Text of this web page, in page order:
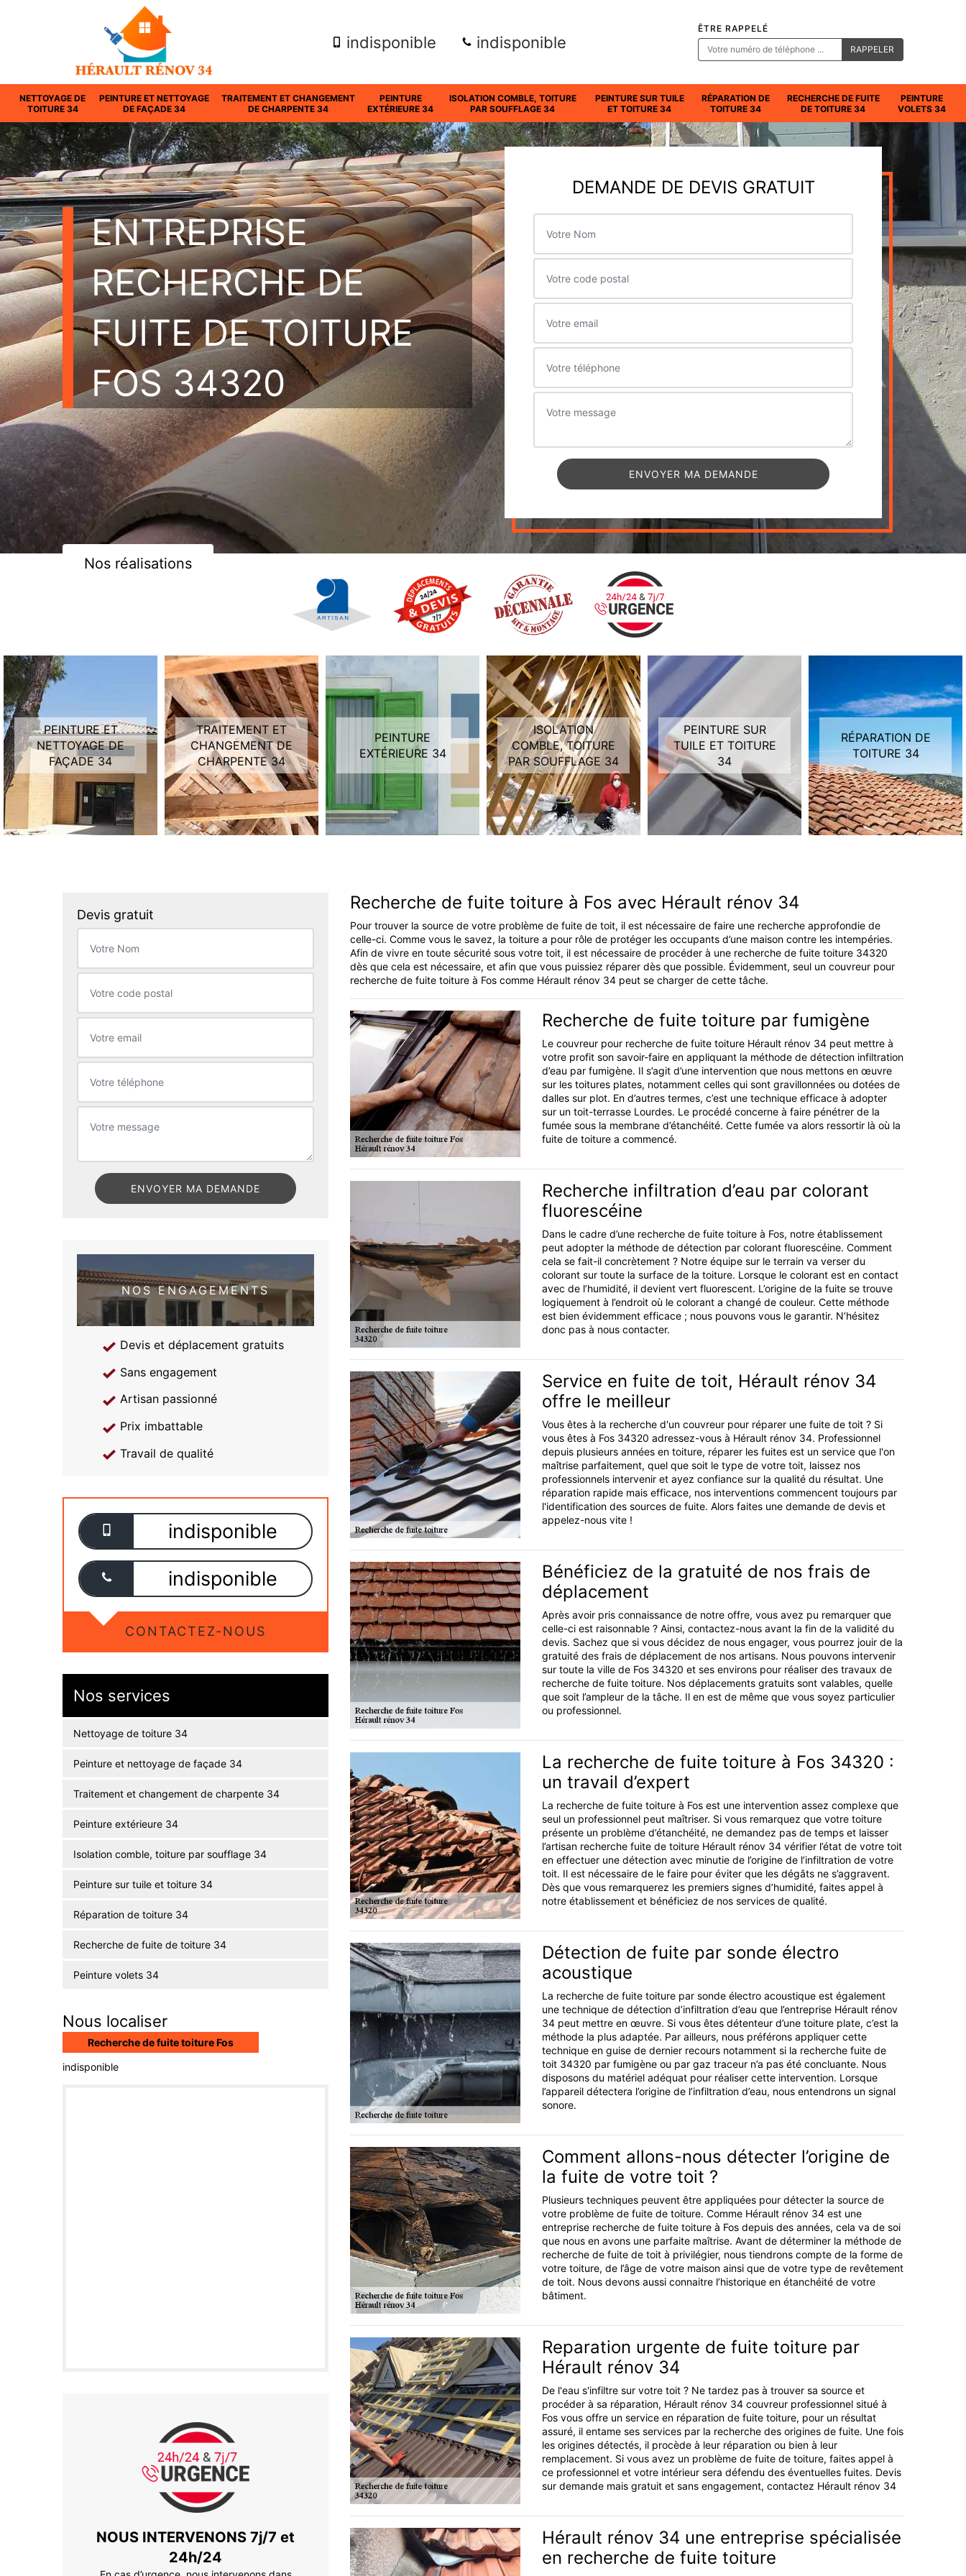
indisponible indisponible
ÊTRE RAPPELÉ
NETTOYAGE DE
TOITURE 34
PEINTURE ET NETTOYAGE
DE FAÇADE 34
TRAITEMENT ET CHANGEMENT
DE CHARPENTE 34
PEINTURE
EXTÉRIEURE 34
ISOLATION COMBLE, TOITURE
PAR SOUFFLAGE 34
PEINTURE SUR TUILE
ET TOITURE 34
RÉPARATION DE
TOITURE 34
RECHERCHE DE FUITE
DE TOITURE 34
PEINTURE
VOLETS 34
ENTREPRISE
RECHERCHE DE
FUITE DE TOITURE
FOS 34320
Nos réalisations
DEMANDE DE DEVIS GRATUIT
PEINTURE ET
NETTOYAGE DE
FAÇADE 34
TRAITEMENT ET
CHANGEMENT DE
CHARPENTE 34
PEINTURE
EXTÉRIEURE 34
ISOLATION
COMBLE, TOITURE
PAR SOUFFLAGE 34
PEINTURE SUR
TUILE ET TOITURE
34
RÉPARATION DE
TOITURE 34
Devis gratuit
NOS ENGAGEMENTS
Devis et déplacement gratuits
Sans engagement
Artisan passionné
Prix imbattable
Travail de qualité
indisponible
indisponible
CONTACTEZ-NOUS
Nos services
Nettoyage de toiture 34
Peinture et nettoyage de façade 34
Traitement et changement de charpente 34
Peinture extérieure 34
Isolation comble, toiture par soufflage 34
Peinture sur tuile et toiture 34
Réparation de toiture 34
Recherche de fuite de toiture 34
Peinture volets 34
Nous localiser
Recherche de fuite toiture Fos
indisponible
NOUS INTERVENONS 7j/7 et
24h/24
Recherche de fuite toiture à Fos avec Hérault rénov 34
Pour trouver la source de votre problème de fuite de toit, il est nécessaire de faire une recherche approfondie de
celle-ci. Comme vous le savez, la toiture a pour rôle de protéger les occupants d’une maison contre les intempéries.
Afin de vivre en toute sécurité sous votre toit, il est nécessaire de procéder à une recherche de fuite toiture 34320
dès que cela est nécessaire, et afin que vous puissiez réparer dès que possible. Évidemment, seul un couvreur pour
recherche de fuite toiture à Fos comme Hérault rénov 34 peut se charger de cette tâche.
Recherche de fuite toiture par fumigène
Le couvreur pour recherche de fuite toiture Hérault rénov 34 peut mettre à
votre profit son savoir-faire en appliquant la méthode de détection infiltration
d’eau par fumigène. Il s’agit d’une intervention que nous mettons en œuvre
sur les toitures plates, notamment celles qui sont gravillonnées ou dotées de
dalles sur plot. En d’autres termes, c’est une technique efficace à adopter
sur un toit-terrasse Lourdes. Le procédé concerne à faire pénétrer de la
fumée sous la membrane d’étanchéité. Cette fumée va alors ressortir là où la
fuite de toiture a commencé.
Recherche infiltration d’eau par colorant
fluorescéine
Dans le cadre d’une recherche de fuite toiture à Fos, notre établissement
peut adopter la méthode de détection par colorant fluorescéine. Comment
cela se fait-il concrètement ? Notre équipe sur le terrain va verser du
colorant sur toute la surface de la toiture. Lorsque le colorant est en contact
avec de l’humidité, il devient vert fluorescent. L’origine de la fuite se trouve
logiquement à l’endroit où le colorant a changé de couleur. Cette méthode
est bien évidemment efficace ; nous pouvons vous le garantir. N’hésitez
donc pas à nous contacter.
Service en fuite de toit, Hérault rénov 34
offre le meilleur
Vous êtes à la recherche d'un couvreur pour réparer une fuite de toit ? Si
vous êtes à Fos 34320 adressez-vous à Hérault rénov 34. Professionnel
depuis plusieurs années en toiture, réparer les fuites est un service que l'on
maîtrise parfaitement, quel que soit le type de votre toit, laissez nos
professionnels intervenir et ayez confiance sur la qualité du résultat. Une
réparation rapide mais efficace, nos interventions commencent toujours par
l'identification des sources de fuite. Alors faites une demande de devis et
appelez-nous vite !
Bénéficiez de la gratuité de nos frais de
déplacement
Après avoir pris connaissance de notre offre, vous avez pu remarquer que
celle-ci est raisonnable ? Ainsi, contactez-nous avant la fin de la validité du
devis. Sachez que si vous décidez de nous engager, vous pourrez jouir de la
gratuité des frais de déplacement de nos artisans. Nous pouvons intervenir
sur toute la ville de Fos 34320 et ses environs pour réaliser des travaux de
recherche de fuite toiture. Nos déplacements gratuits sont valables, quelle
que soit l’ampleur de la tâche. Il en est de même que vous soyez particulier
ou professionnel.
La recherche de fuite toiture à Fos 34320 :
un travail d’expert
La recherche de fuite toiture à Fos est une intervention assez complexe que
seul un professionnel peut maîtriser. Si vous remarquez que votre toiture
présente un problème d’étanchéité, ne demandez pas de temps et laisser
l’artisan recherche fuite de toiture Hérault rénov 34 vérifier l’état de votre toit
en effectuer une détection avec minutie de l’origine de l’infiltration de votre
toit. Il est nécessaire de le faire pour éviter que les dégâts ne s’aggravent.
Dès que vous remarquerez les premiers signes d’humidité, faites appel à
notre établissement et bénéficiez de nos services de qualité.
Détection de fuite par sonde électro
acoustique
La recherche de fuite toiture par sonde électro acoustique est également
une technique de détection d’infiltration d’eau que l’entreprise Hérault rénov
34 peut mettre en œuvre. Si vous êtes détenteur d’une toiture plate, c’est la
méthode la plus adaptée. Par ailleurs, nous préférons appliquer cette
technique en guise de dernier recours notamment si la recherche fuite de
toit 34320 par fumigène ou par gaz traceur n’a pas été concluante. Nous
disposons du matériel adéquat pour réaliser cette intervention. Lorsque
l’appareil détectera l’origine de l’infiltration d’eau, nous entendrons un signal
sonore.
Comment allons-nous détecter l’origine de
la fuite de votre toit ?
Plusieurs techniques peuvent être appliquées pour détecter la source de
votre problème de fuite de toiture. Comme Hérault rénov 34 est une
entreprise recherche de fuite toiture à Fos depuis des années, cela va de soi
que nous en avons une parfaite maîtrise. Avant de déterminer la méthode de
recherche de fuite de toit à privilégier, nous tiendrons compte de la forme de
votre toiture, de l’âge de votre maison ainsi que de votre type de revêtement
de toit. Nous devons aussi connaitre l’historique en étanchéité de votre
bâtiment.
Reparation urgente de fuite toiture par
Hérault rénov 34
De l'eau s'infiltre sur votre toit ? Ne tardez pas à trouver sa source et
procéder à sa réparation, Hérault rénov 34 couvreur professionnel situé à
Fos vous offre un service en réparation de fuite toiture, pour un résultat
assuré, il entame ses services par la recherche des origines de fuite. Une fois
les origines détectés, il procède à leur réparation ou bien à leur
remplacement. Si vous avez un problème de fuite de toiture, faites appel à
ce professionnel et votre intérieur sera défendu des éventuelles fuites. Devis
sur demande mais gratuit et sans engagement, contactez Hérault rénov 34
Hérault rénov 34 une entreprise spécialisée
en recherche de fuite toiture